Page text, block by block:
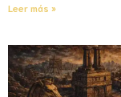
Leer más »